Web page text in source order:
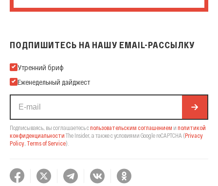
ПОДПИШИТЕСЬ НА НАШУ EMAIL-РАССЫЛКУ
Подпишитесь на нашу Email-рассылку
Утренний бриф
Еженедельный дайджест
Подписываясь, вы соглашаетесь спользовательским соглашением и политикой
конфиденциальности The Insider, а также с условиями Google reCAPTCHA (Privacy
Policy Terms of Service).